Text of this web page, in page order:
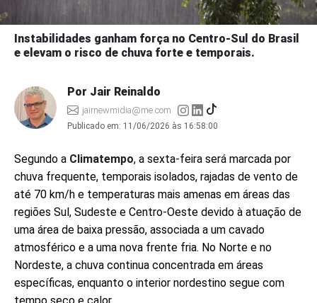
Instabilidades ganham força no Centro-Sul do Brasil
e elevam o risco de chuva forte e temporais.
Por Jair Reinaldo
jairnewmidia@me.com
Publicado em: 11/06/2026 às 16:58:00
Segundo a Climatempo, a sexta-feira será marcada por
chuva frequente, temporais isolados, rajadas de vento de
até 70 km/h e temperaturas mais amenas em áreas das
regiões Sul, Sudeste e Centro-Oeste devido à atuação de
uma área de baixa pressão, associada a um cavado
atmosférico e a uma nova frente fria. No Norte e no
Nordeste, a chuva continua concentrada em áreas
específicas, enquanto o interior nordestino segue com
tempo seco e calor.